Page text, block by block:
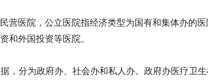
营医院，公立医院指经济类型为国有和集体办的
和外国投资等医院。
，分为政府办、社会办和私人办。政府办医疗卫